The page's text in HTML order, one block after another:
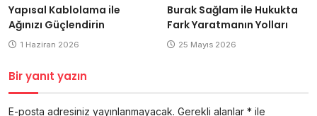
Yapısal Kablolama ile
Ağınızı Güçlendirin
1 Haziran 2026
Burak Sağlam ile Hukukta
Fark Yaratmanın Yolları
25 Mayıs 2026
Bir yanıt yazın
E-posta adresiniz yayınlanmayacak. Gerekli alanlar * ile